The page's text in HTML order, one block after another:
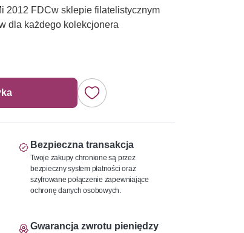
2012 FDCw sklepie filatelistycznym
dla każdego kolekcjonera
Bezpieczna transakcja
Twoje zakupy chronione są przez
bezpieczny system płatności oraz
szyfrowane połączenie zapewniające
ochronę danych osobowych.
Gwarancja zwrotu pieniędzy